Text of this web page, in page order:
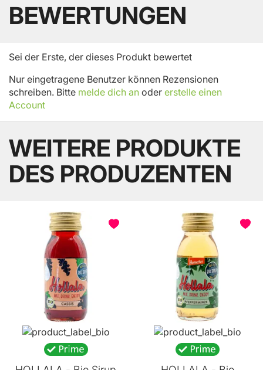
BEWERTUNGEN
Sei der Erste, der dieses Produkt bewertet
Nur eingetragene Benutzer können Rezensionen
schreiben. Bitte melde dich an oder erstelle einen
Account
WEITERE PRODUKTE
DES PRODUZENTEN